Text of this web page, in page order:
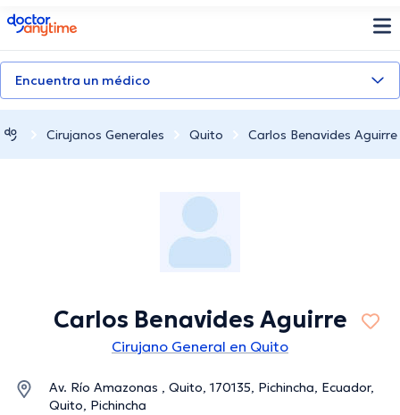
doctoranytime
Encuentra un médico
Cirujanos Generales Quito Carlos Benavides Aguirre
Carlos Benavides Aguirre
Cirujano General en Quito
Av. Río Amazonas , Quito, 170135, Pichincha, Ecuador,
Quito, Pichincha